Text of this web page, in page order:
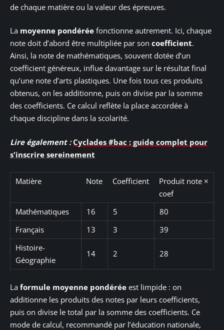
de chaque matière ou la valeur des épreuves.
La moyenne pondérée fonctionne autrement. Ici, chaque
note doit d’abord être multipliée par son coefficient.
Ainsi, la note de mathématiques, souvent dotée d’un
coefficient généreux, influe davantage sur le résultat final
qu’une note d’arts plastiques. Une fois tous ces produits
obtenus, on les additionne, puis on divise par la somme
des coefficients. Ce calcul reflète la place accordée à
chaque discipline dans la scolarité.
Lire également : Cyclades #bac : guide complet pour
s'inscrire sereinement
Matière Note Coefficient
Produit note ×
coef
Mathématiques
16 5
80
Français
13 3
39
Histoire-
Géographie
14 2 28
La formule moyenne pondérée est limpide : on
additionne les produits des notes par leurs coefficients,
puis on divise le total par la somme des coefficients. Ce
mode de calcul, recommandé par l’éducation nationale,